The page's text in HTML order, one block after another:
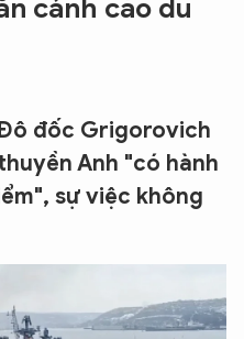
cảnh cáo du
đốc Grigorovich
Anh "có hành
sự việc không